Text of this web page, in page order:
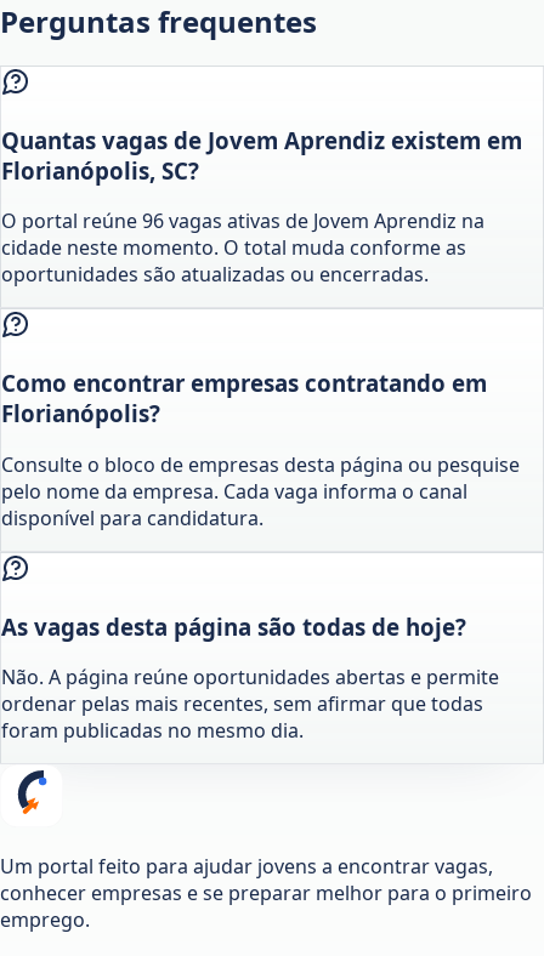
Perguntas frequentes
Quantas vagas de Jovem Aprendiz existem em
Florianópolis, SC?
O portal reúne 96 vagas ativas de Jovem Aprendiz na
cidade neste momento. O total muda conforme as
oportunidades são atualizadas ou encerradas.
Como encontrar empresas contratando em
Florianópolis?
Consulte o bloco de empresas desta página ou pesquise
pelo nome da empresa. Cada vaga informa o canal
disponível para candidatura.
As vagas desta página são todas de hoje?
Não. A página reúne oportunidades abertas e permite
ordenar pelas mais recentes, sem afirmar que todas
foram publicadas no mesmo dia.
Um portal feito para ajudar jovens a encontrar vagas,
conhecer empresas e se preparar melhor para o primeiro
emprego.